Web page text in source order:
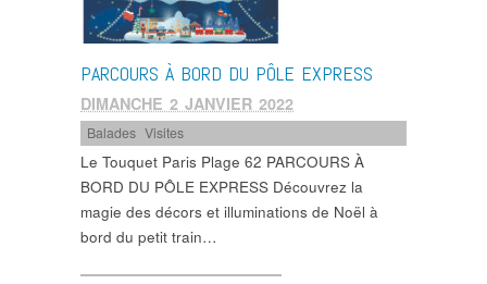
PARCOURS À BORD DU PÔLE EXPRESS
DIMANCHE 2 JANVIER 2022
Balades ,Visites
Le Touquet Paris Plage 62 PARCOURS À
BORD DU PÔLE EXPRESS Découvrez la
magie des décors et illuminations de Noël à
bord du petit train…